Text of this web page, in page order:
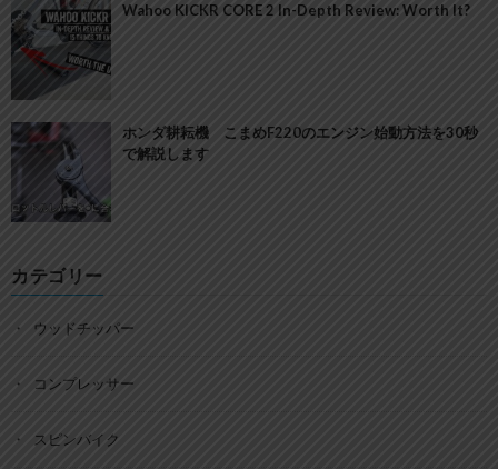
Wahoo KICKR CORE 2 In-Depth Review: Worth It?
ホンダ耕耘機 こまめF220のエンジン始動方法を30秒
で解説します
カテゴリー
ウッドチッパー
コンプレッサー
スピンバイク